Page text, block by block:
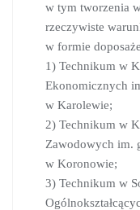
w tym tworzenia
rzeczywiste
w formie
1) Technikum w
Ekonomicznych
w Karolewie;
2) Technikum w
Zawodowych im.
w Koronowie;
3) Technikum w